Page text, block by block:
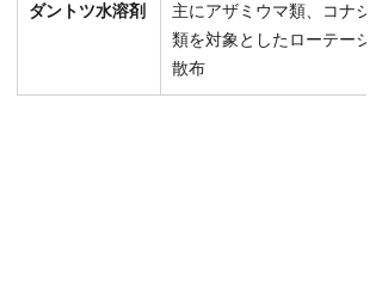
ダントツ水溶剤
主にアザミウマ類、コナジ
類を対象としたローテーシ
散布